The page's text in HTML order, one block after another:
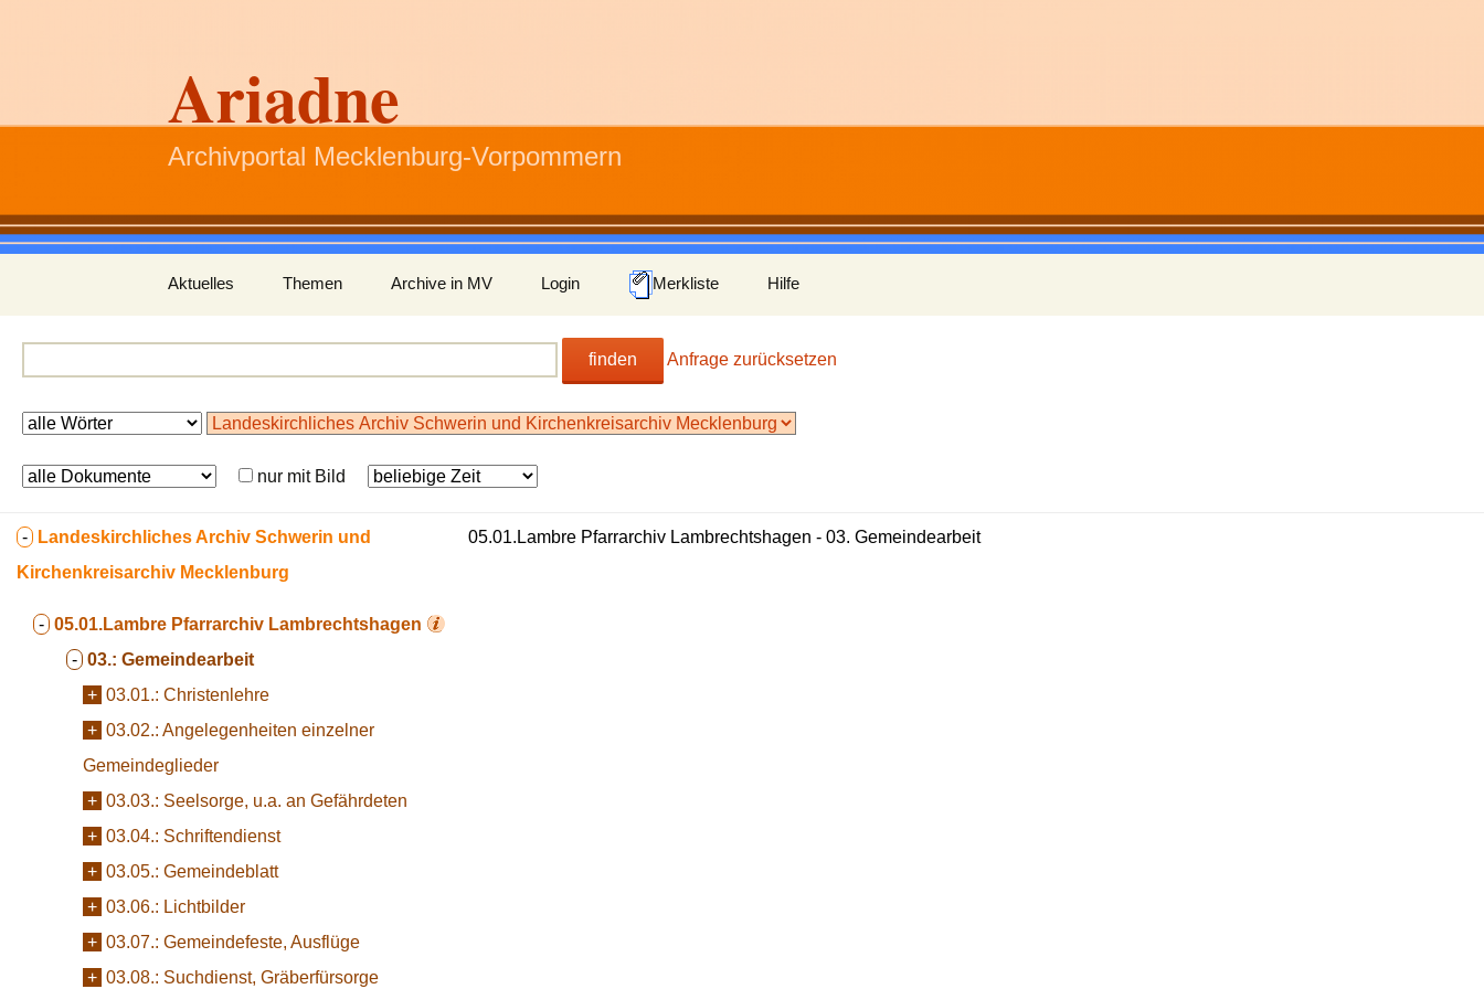
Ariadne
Archivportal Mecklenburg-Vorpommern
Inhalt
springen
Aktuelles Themen Archive in MV Login Merkliste Hilfe
finden Anfrage zurücksetzen
nur mit Bild
- Landeskirchliches Archiv Schwerin und
Kirchenkreisarchiv Mecklenburg
- 05.01.Lambre Pfarrarchiv Lambrechtshagen
- 03.: Gemeindearbeit
+ 03.01.: Christenlehre
+ 03.02.: Angelegenheiten einzelner
Gemeindeglieder
+ 03.03.: Seelsorge, u.a. an Gefährdeten
+ 03.04.: Schriftendienst
+ 03.05.: Gemeindeblatt
+ 03.06.: Lichtbilder
+ 03.07.: Gemeindefeste, Ausflüge
+ 03.08.: Suchdienst, Gräberfürsorge
05.01.Lambre Pfarrarchiv Lambrechtshagen - 03. Gemeindearbeit